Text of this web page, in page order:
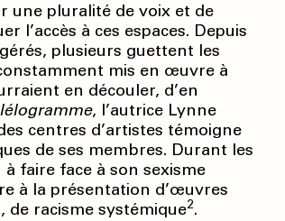
une pluralité de voix et de
l’accès à ces espaces. Depuis
plusieurs guettent les
mis en œuvre à
en découler, d’en
, l’autrice Lynne
centres d’artistes témoigne
de ses membres. Durant les
faire face à son sexisme
à la présentation d’œuvres
racisme systémique2.